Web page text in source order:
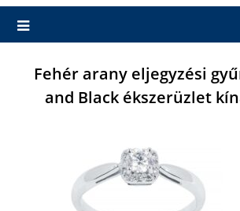
Fehér arany eljegyzési
and Black ékszerüzlet